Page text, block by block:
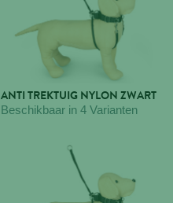
ANTI TREKTUIG NYLON ZWART
Beschikbaar in 4 Varianten